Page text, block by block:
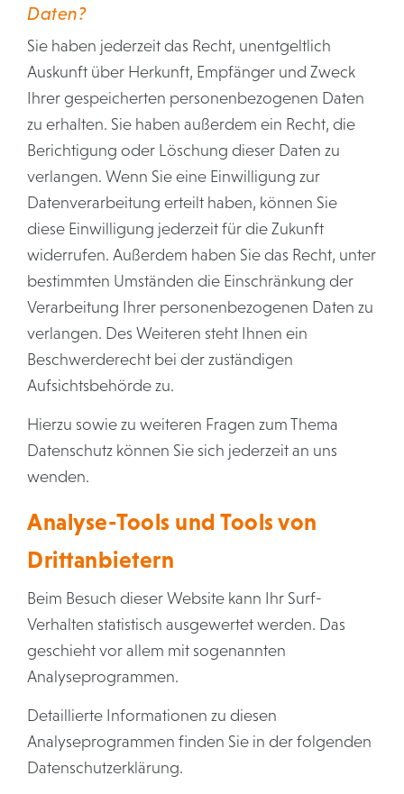
Daten?
Sie haben jederzeit das Recht, unentgeltlich
Auskunft über Herkunft, Empfänger und Zweck
Ihrer gespeicherten personenbezogenen Daten
zu erhalten. Sie haben außerdem ein Recht, die
Berichtigung oder Löschung dieser Daten zu
verlangen. Wenn Sie eine Einwilligung zur
Datenverarbeitung erteilt haben, können Sie
diese Einwilligung jederzeit für die Zukunft
widerrufen. Außerdem haben Sie das Recht, unter
bestimmten Umständen die Einschränkung der
Verarbeitung Ihrer personenbezogenen Daten zu
verlangen. Des Weiteren steht Ihnen ein
Beschwerderecht bei der zuständigen
Aufsichtsbehörde zu.
Hierzu sowie zu weiteren Fragen zum Thema
Datenschutz können Sie sich jederzeit an uns
wenden.
Analyse-Tools und Tools von
Dritt­anbietern
Beim Besuch dieser Website kann Ihr Surf-
Verhalten statistisch ausgewertet werden. Das
geschieht vor allem mit sogenannten
Analyseprogrammen.
Detaillierte Informationen zu diesen
Analyseprogrammen finden Sie in der folgenden
Datenschutzerklärung.